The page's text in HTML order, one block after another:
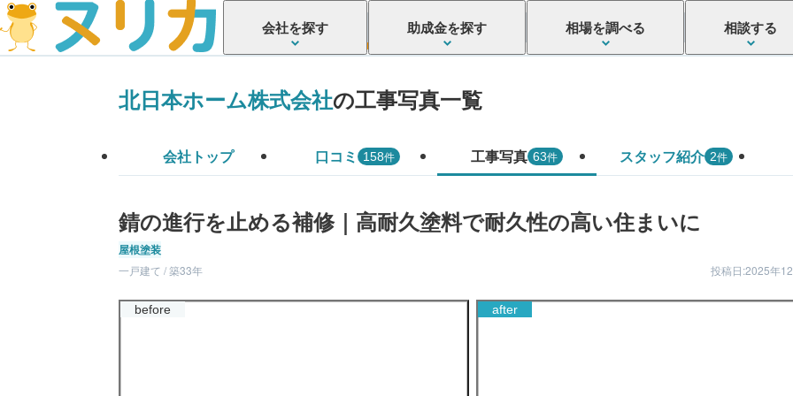
会社を探す 助成金を探す 相場を調べる 相談する
北日本ホーム株式会社の工事写真一覧
会社トップ 口コミ 158件 工事写真 63件 スタッフ紹介 2件
錆の進行を止める補修｜高耐久塗料で耐久性の高い住まいに
屋根塗装
一戸建て / 築33年 投稿日:2025年
before after